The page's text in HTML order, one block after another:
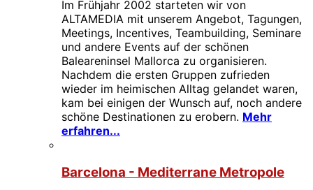
Im Frühjahr 2002 starteten wir von
ALTAMEDIA mit unserem Angebot, Tagungen,
Meetings, Incentives, Teambuilding, Seminare
und andere Events auf der schönen
Baleareninsel Mallorca zu organisieren.
Nachdem die ersten Gruppen zufrieden
wieder im heimischen Alltag gelandet waren,
kam bei einigen der Wunsch auf, noch andere
schöne Destinationen zu erobern. Mehr
erfahren...
Barcelona - Mediterrane Metropole